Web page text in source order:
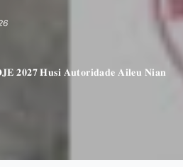
𝟐𝟎𝟐𝟕 𝐇𝐮𝐬𝐢 𝐀𝐮𝐭𝐨𝐫𝐢𝐝𝐚𝐝𝐞 𝐀𝐢𝐥𝐞𝐮 𝐍𝐢𝐚𝐧